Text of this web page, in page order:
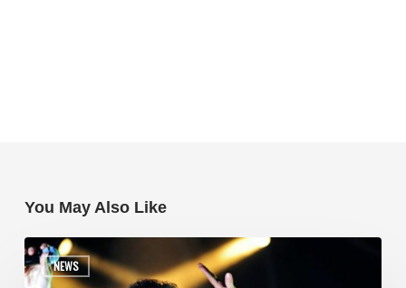
You May Also Like
NEWS